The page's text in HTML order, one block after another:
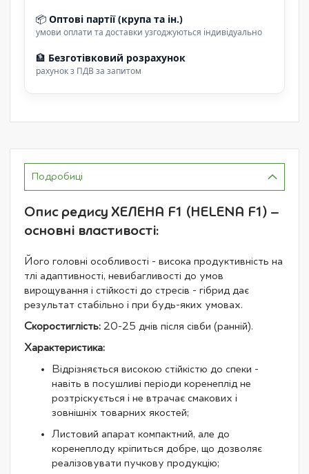
📦 Оптові партії (крупа та ін.)
умови оплати та доставки узгоджуються індивідуально
🏦 Безготівковий розрахунок
рахунок з ПДВ за запитом
Подробиці
Опис редису ХЕЛЕНА F1 (HELENA F1) –
основні властивості:
Його головні особливості - висока продуктивність на
тлі адаптивності, невибагливості до умов
вирощування і стійкості до стресів - гібрид дає
результат стабільно і при будь-яких умовах.
Скоростиглість: 20-25 днів після сівби (ранній).
Характеристика:
Відрізняється високою стійкістю до спеки -
навіть в посушливі періоди коренеплід не
розтріскується і не втрачає смакових і
зовнішніх товарних якостей;
Листовий апарат компактний, але до
коренеплоду кріпиться добре, що дозволяє
реалізовувати пучкову продукцію;